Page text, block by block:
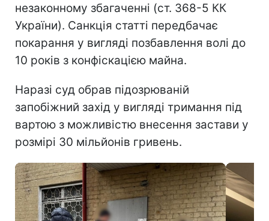
незаконному збагаченні (ст. 368-5 КК
України). Санкція статті передбачає
покарання у вигляді позбавлення волі до
10 років з конфіскацією майна.
Наразі суд обрав підозрюваній
запобіжний захід у вигляді тримання під
вартою з можливістю внесення застави у
розмірі 30 мільйонів гривень.